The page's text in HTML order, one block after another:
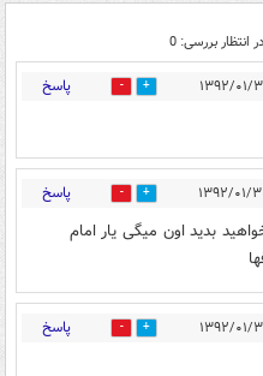
در انتظار بررسی: 0
0 پاسخ
0 پاسخ
بدید اون میگی یار امام
0 پاسخ